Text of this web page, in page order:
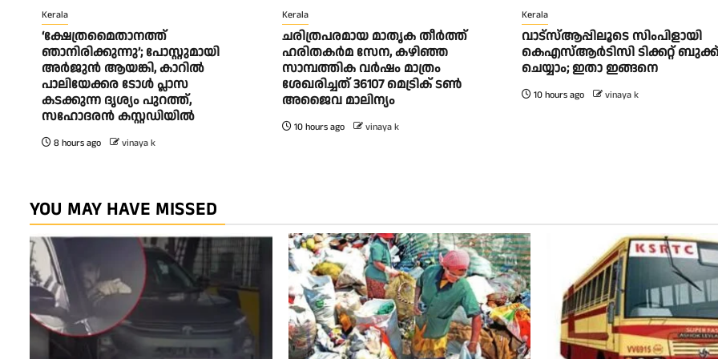
Kerala
‘ക്ഷേത്രമൈതാനത്ത്
ഞാനിരിക്കുന്നു’; പോസ്റ്റുമായി
അർജുൻ ആയങ്കി, കാറിൽ
പാലിയേക്കര ടോൾ പ്ലാസ
കടക്കുന്ന ദൃശ്യം പുറത്ത്,
സഹോദരൻ കസ്റ്റഡിയിൽ
8 hours ago vinaya k
Kerala
ചരിത്രപരമായ മാതൃക തീര്‍ത്ത്
ഹരിതകര്‍മ സേന, കഴിഞ്ഞ
സാമ്പത്തിക വര്‍ഷം മാത്രം
ശേഖരിച്ചത് 36107 മെട്രിക് ടണ്‍
അജൈവ മാലിന്യം
10 hours ago vinaya k
Kerala
വാട്‌സ്ആപ്പിലൂടെ സിംപിളായി
കെഎസ്ആര്‍ടിസി ടിക്കറ്റ്
ചെയ്യാം; ഇതാ ഇങ്ങനെ
10 hours ago vinaya k
YOU MAY HAVE MISSED